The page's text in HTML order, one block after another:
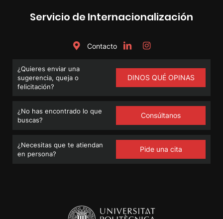
Servicio de Internacionalización
Contacto
¿Quieres enviar una
sugerencia, queja o
felicitación?
DINOS QUÉ OPINAS
¿No has encontrado lo que
buscas?
Consúltanos
¿Necesitas que te atiendan
en persona?
Pide una cita